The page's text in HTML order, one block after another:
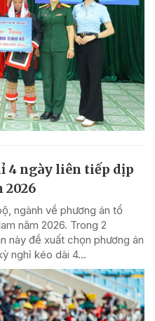
4 ngày liên tiếp dịp
2026
ngành về phương án tổ
năm 2026. Trong 2
này đề xuất chọn phương án
nghỉ kéo dài 4...